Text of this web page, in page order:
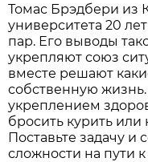
Томас Брэдбери из
университета 20
пар. Его выводы
укрепляют союз
вместе решают
собственную
укреплением
бросить курить или
Поставьте задачу и
сложности на пути